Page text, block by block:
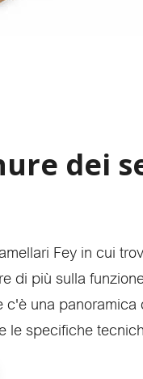
dei
Fey in cui
di più sulla
una panoramica
le specifiche